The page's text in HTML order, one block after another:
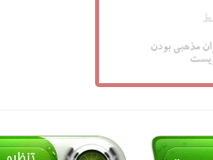
مذهبی بودن